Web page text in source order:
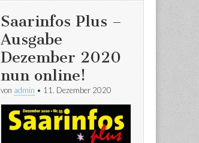
Saarinfos Plus –
Ausgabe
Dezember 2020
nun online!
von admin • 11. Dezember 2020